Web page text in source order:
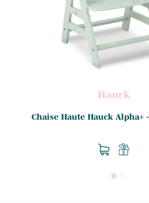
Hauck
Chaise Haute Hauck Alpha+